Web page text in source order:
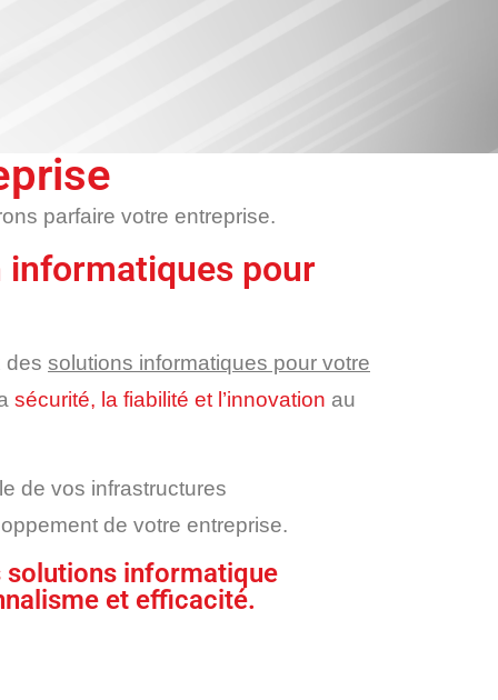
parfaire votre entreprise.
pour
des solutions informatiques pour votre
sécurité, la fiabilité et l’innovation au
de vos infrastructures
de votre entreprise.
solutions informatique
et efficacité.